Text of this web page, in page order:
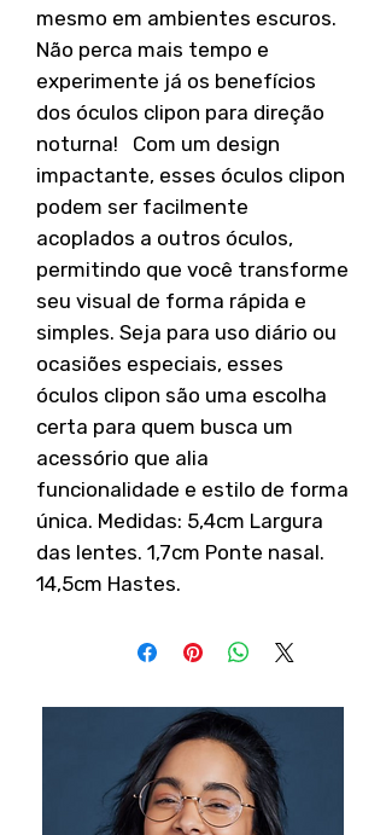
mesmo em ambientes escuros.
Não perca mais tempo e
experimente já os benefícios
dos óculos clipon para direção
noturna! Com um design
impactante, esses óculos clipon
podem ser facilmente
acoplados a outros óculos,
permitindo que você transforme
seu visual de forma rápida e
simples. Seja para uso diário ou
ocasiões especiais, esses
óculos clipon são uma escolha
certa para quem busca um
acessório que alia
funcionalidade e estilo de forma
única. Medidas: 5,4cm Largura
das lentes. 1,7cm Ponte nasal.
14,5cm Hastes.